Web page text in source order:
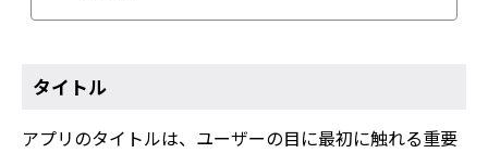
タイトル
アプリのタイトルは、ユーザーの目に最初に触れる重要